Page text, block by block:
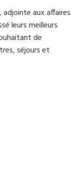
adjointe aux affaires
leurs meilleurs
de
séjours et